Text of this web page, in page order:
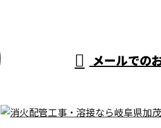
メールでの